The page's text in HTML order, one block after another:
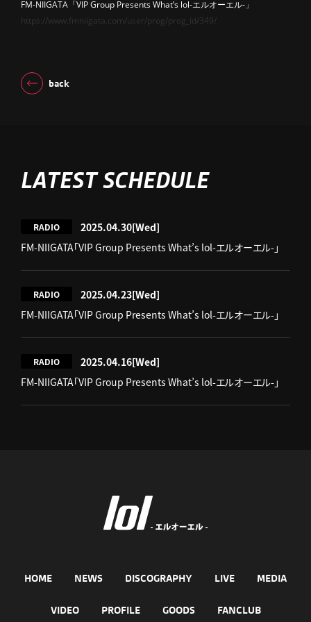
FM-NIIGATA「VIP Group Presents What’s lol-エルオーエル-」
https://www.fmniigata.com/user/prog/prog_id/349/
back
LATEST SCHEDULE
RADIO 2025.04.30[Wed]
FM-NIIGATA「VIP Group Presents What’s lol-エルオーエル-」
RADIO 2025.04.23[Wed]
FM-NIIGATA「VIP Group Presents What’s lol-エルオーエル-」
RADIO 2025.04.16[Wed]
FM-NIIGATA「VIP Group Presents What’s lol-エルオーエル-」
HOME NEWS DISCOGRAPHY LIVE MEDIA
VIDEO PROFILE GOODS FANCLUB